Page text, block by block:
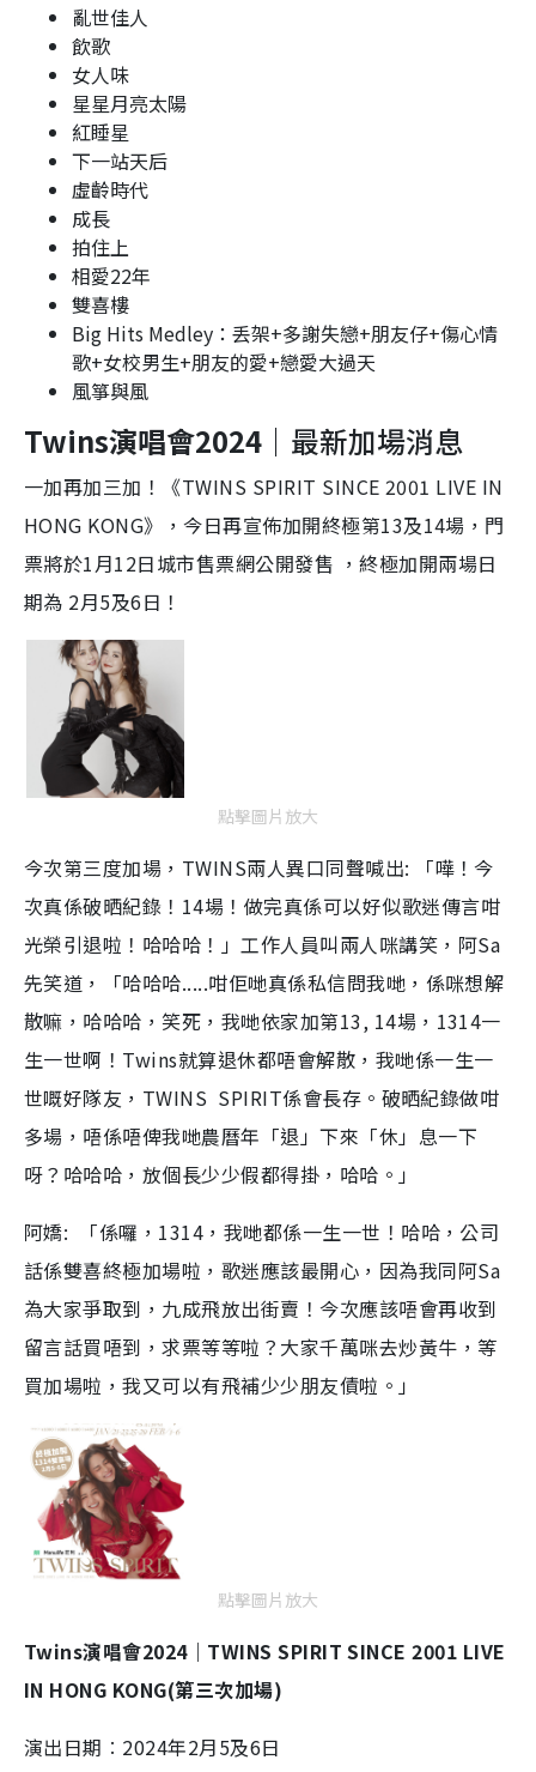
亂世佳人
飲歌
女人味
星星月亮太陽
紅睡星
下一站天后
虛齡時代
成長
拍住上
相愛22年
雙喜樓
Big Hits Medley：丢架+多謝失戀+朋友仔+傷心情
歌+女校男生+朋友的愛+戀愛大過天
風箏與風
Twins演唱會2024｜ 最新加場消息
一加再加三加！《TWINS SPIRIT SINCE 2001 LIVE IN
HONG KONG》，今日再宣佈加開終極第13及14場，門
票將於1月12日城市售票網公開發售 ，終極加開兩場日
期為 2月5及6日！
點擊圖片放大
今次第三度加場，TWINS兩人異口同聲喊出: 「嘩！今
次真係破晒紀錄！14場！做完真係可以好似歌迷傳言咁
光榮引退啦！哈哈哈！」工作人員叫兩人咪講笑，阿Sa
先笑道，「哈哈哈.....咁佢哋真係私信問我哋，係咪想解
散嘛，哈哈哈，笑死，我哋依家加第13, 14場，1314一
生一世啊！Twins就算退休都唔會解散，我哋係一生一
世嘅好隊友，TWINS SPIRIT係會長存。破晒紀錄做咁
多場，唔係唔俾我哋農曆年「退」下來「休」息一下
呀？哈哈哈，放個長少少假都得掛，哈哈。」
阿嬌: 「係囉，1314，我哋都係一生一世！哈哈，公司
話係雙喜終極加場啦，歌迷應該最開心，因為我同阿Sa
為大家爭取到，九成飛放出街賣！今次應該唔會再收到
留言話買唔到，求票等等啦？大家千萬咪去炒黃牛，等
買加場啦，我又可以有飛補少少朋友債啦。」
點擊圖片放大
Twins演唱會2024｜TWINS SPIRIT SINCE 2001 LIVE
IN HONG KONG(第三次加場)
演出日期︰ 2024年2月5及6日